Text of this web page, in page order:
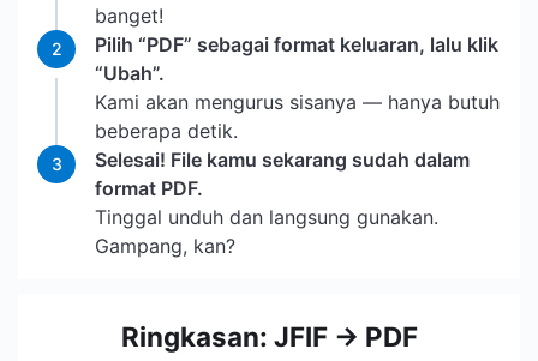
banget!
2
Pilih “PDF” sebagai format keluaran, lalu klik
“Ubah”.
Kami akan mengurus sisanya — hanya butuh
beberapa detik.
3
Selesai! File kamu sekarang sudah dalam
format PDF.
Tinggal unduh dan langsung gunakan.
Gampang, kan?
Ringkasan: JFIF → PDF